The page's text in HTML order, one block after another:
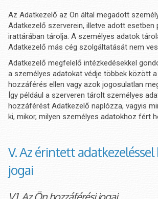
Az Adatkezelő az Ön által megadott
Adatkezelő szerverein, illetve adott esetben
irattárában tárolja. A személyes adatok
Adatkezelő más cég szolgáltatását nem
Adatkezelő megfelelő intézkedésekkel
a személyes adatokat védje többek között
hozzáférés ellen vagy azok jogosulatlan
Így például a szerveren tárolt személyes
hozzáférést Adatkezelő naplózza, vagyis
ki, mikor, milyen személyes adatokhoz fért
V. Az érintett
jogai